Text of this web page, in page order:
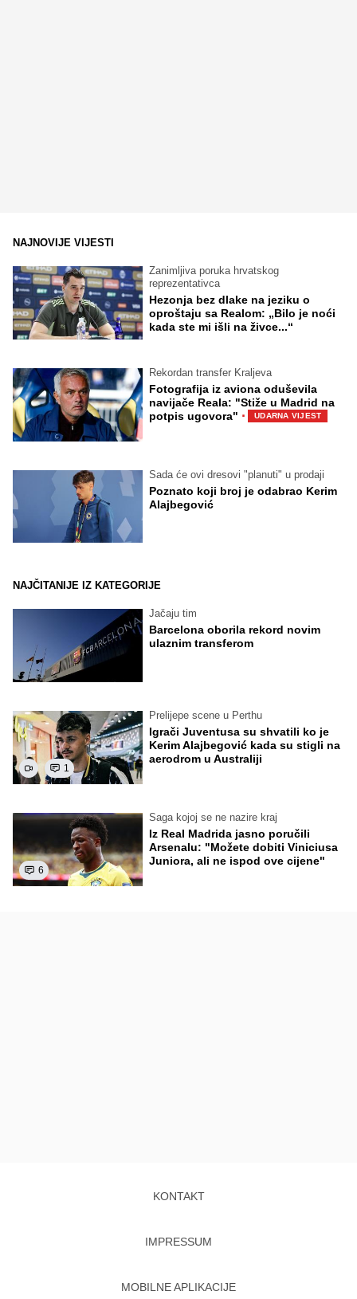
NAJNOVIJE VIJESTI
Zanimljiva poruka hrvatskog
reprezentativca
Hezonja bez dlake na jeziku o
oproštaju sa Realom: „Bilo je noći
kada ste mi išli na živce...“
Rekordan transfer Kraljeva
Fotografija iz aviona oduševila
navijače Reala: "Stiže u Madrid na
potpis ugovora" · UDARNA VIJEST
Sada će ovi dresovi "planuti" u prodaji
Poznato koji broj je odabrao Kerim
Alajbegović
NAJČITANIJE IZ KATEGORIJE
Jačaju tim
Barcelona oborila rekord novim
ulaznim transferom
1
Prelijepe scene u Perthu
Igrači Juventusa su shvatili ko je
Kerim Alajbegović kada su stigli na
aerodrom u Australiji
6
Saga kojoj se ne nazire kraj
Iz Real Madrida jasno poručili
Arsenalu: "Možete dobiti Viniciusa
Juniora, ali ne ispod ove cijene"
KONTAKT
IMPRESSUM
MOBILNE APLIKACIJE